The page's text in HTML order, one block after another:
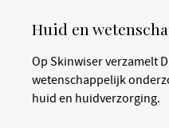
Huid en
Op Skinwiser verzamelt
wetenschappelijk
huid en huidverzorging.